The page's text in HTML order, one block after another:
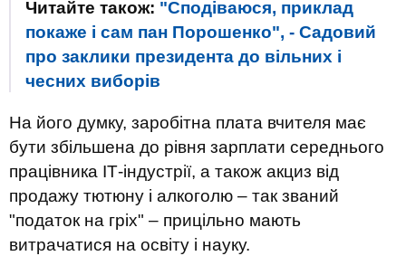
Читайте також: "Сподіваюся, приклад
покаже і сам пан Порошенко", - Садовий
про заклики президента до вільних і
чесних виборів
На його думку, заробітна плата вчителя має
бути збільшена до рівня зарплати середнього
працівника ІТ-індустрії, а також акциз від
продажу тютюну і алкоголю – так званий
"податок на гріх" – прицільно мають
витрачатися на освіту і науку.